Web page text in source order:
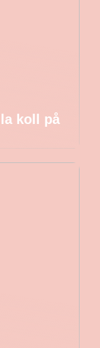
koll på